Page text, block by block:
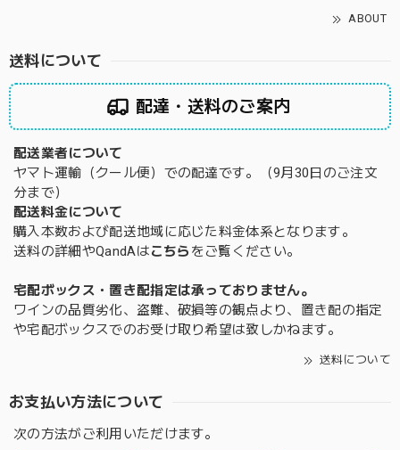
ABOUT
送料について
配達・送料のご案内
配送業者について
ヤマト運輸（クール便）での配達です。（9月30日のご注文
分まで）
配送料金について
購入本数および配送地域に応じた料金体系となります。
送料の詳細やQandAはこちら をご覧ください。
宅配ボックス・置き配指定は承っておりません。
ワインの品質劣化、盗難、破損等の観点より、置き配の指定
や宅配ボックスでのお受け取り希望は致しかねます。
送料について
お支払い方法について
次の方法がご利用いただけます。